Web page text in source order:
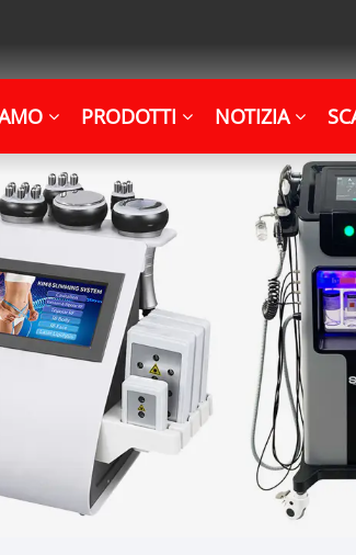
PRODOTTI NOTIZIA